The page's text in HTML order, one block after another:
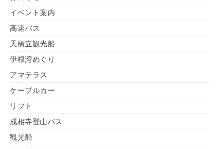
イベント案内
高速バス
天橋立観光船
伊根湾めぐり
アマテラス
ケーブルカー
リフト
成相寺登山バス
観光船